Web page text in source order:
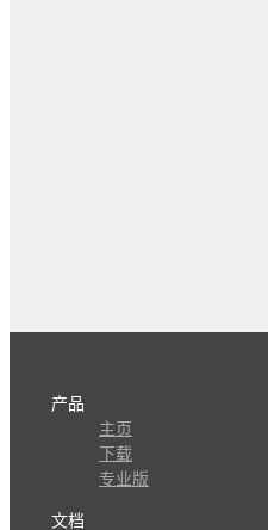
产品
主页
下载
专业版
文档